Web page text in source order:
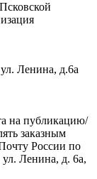
Ленина, д.6а
на публикацию/
заказным
России по
ул. Ленина, д. 6а,